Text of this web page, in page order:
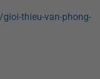
thieu-van-phong-